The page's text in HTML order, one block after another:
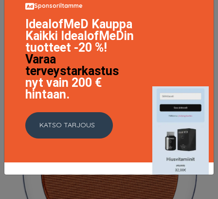
Sponsoriltamme
IdealofMeD Kauppa
Kaikki IdealofMeDin
tuotteet -20 %!
Varaa
terveystarkastus
nyt vain 200 €
hintaan.
KATSO TARJOUS